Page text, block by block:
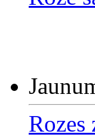
Rozes